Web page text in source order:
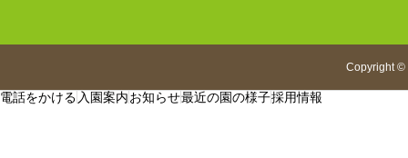
Copyright ©
電話をかける 入園案内お知らせ最近の園の様子採用情報